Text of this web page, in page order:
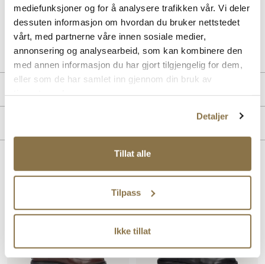
mediefunksjoner og for å analysere trafikken vår. Vi deler
dessuten informasjon om hvordan du bruker nettstedet
vårt, med partnerne våre innen sosiale medier,
annonsering og analysearbeid, som kan kombinere den
med annen informasjon du har gjort tilgjengelig for dem,
eller som de har samlet inn gjennom din bruk av
Detaljer
Tillat alle
Tilpass
Ikke tillat
og fleksibel.
Art. nr 21257002
Lev. art. nr25H2115
Lignende produkter